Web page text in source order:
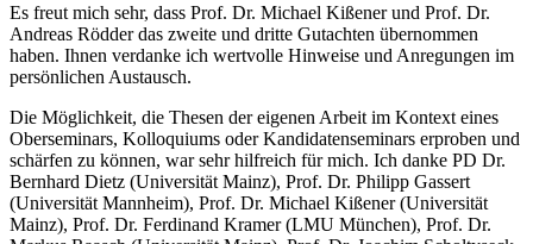
Es freut mich sehr, dass Prof. Dr. Michael Kißener und Prof. Dr.
Andreas Rödder das zweite und dritte Gutachten übernommen
haben. Ihnen verdanke ich wertvolle Hinweise und Anregungen im
persönlichen Austausch.
Die Möglichkeit, die Thesen der eigenen Arbeit im Kontext eines
Oberseminars, Kolloquiums oder Kandidatenseminars erproben und
schärfen zu können, war sehr hilfreich für mich. Ich danke PD Dr.
Bernhard Dietz (Universität Mainz), Prof. Dr. Philipp Gassert
(Universität Mannheim), Prof. Dr. Michael Kißener (Universität
Mainz), Prof. Dr. Ferdinand Kramer (LMU München), Prof. Dr.